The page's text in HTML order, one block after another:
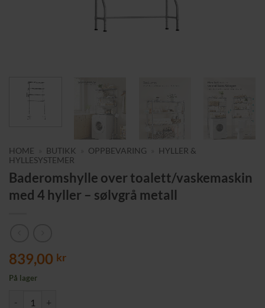
HOME BUTIKK OPPBEVARING
HYLLER &
HYLLESYSTEMER
Baderomshylle over toalett/vaskemaskin
med 4 hyller – sølvgrå metall
839,00 kr
På lager